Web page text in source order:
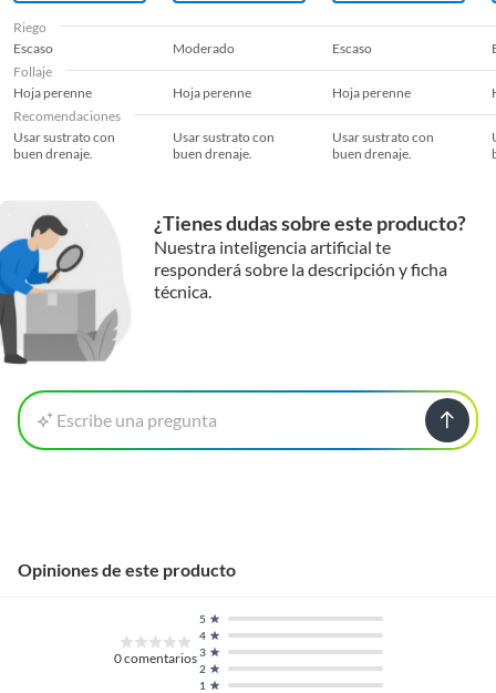
Ubicación planta Exterior,Interior
mayor resistencia
Riego
Escaso
Moderado Escaso
Follaje
Hoja perenne
Hoja perenne Hoja perenne
Recomendaciones
Usar sustrato con
buen drenaje.
Usar sustrato con
buen drenaje.
Usar sustrato con
buen drenaje.
¿Tienes dudas sobre este producto?
Nuestra inteligencia artificial te
responderá sobre la descripción y ficha
técnica.
Escribe una pregunta
Opiniones de este producto
0comentarios
1
2
3
4
5